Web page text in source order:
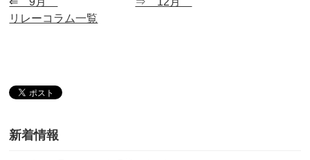
リレーコラム一覧
新着情報